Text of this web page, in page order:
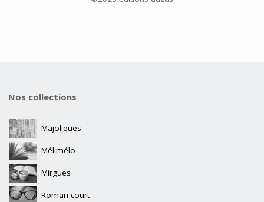
Nos collections
Majoliques
Mélimélo
Mirgues
Roman court